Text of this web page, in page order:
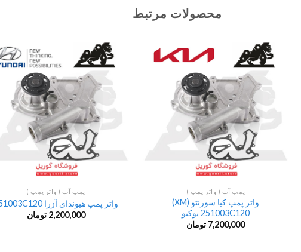
محصولات مرتبط
پمپ آب ( واتر پمپ )
واتر پمپ کیا سورنتو (XM)
251003C120 یوکیو
7,200,000 تومان
پمپ آب ( واتر پمپ )
واتر پمپ هیوندای آزرا 251003C120
2,200,000 تومان